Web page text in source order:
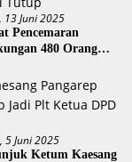
13 Juni 2025
Pencemaran
480 Orang
SSN Direkomendasi
5 Juni 2025
Ketum Kaesang